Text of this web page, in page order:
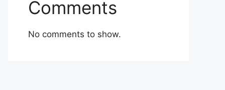
Comments
No comments to show.